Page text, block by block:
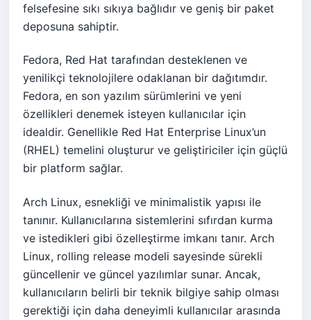
felsefesine sıkı sıkıya bağlıdır ve geniş bir paket
deposuna sahiptir.
Fedora, Red Hat tarafından desteklenen ve
yenilikçi teknolojilere odaklanan bir dağıtımdır.
Fedora, en son yazılım sürümlerini ve yeni
özellikleri denemek isteyen kullanıcılar için
idealdir. Genellikle Red Hat Enterprise Linux’un
(RHEL) temelini oluşturur ve geliştiriciler için güçlü
bir platform sağlar.
Arch Linux, esnekliği ve minimalistik yapısı ile
tanınır. Kullanıcılarına sistemlerini sıfırdan kurma
ve istedikleri gibi özelleştirme imkanı tanır. Arch
Linux, rolling release modeli sayesinde sürekli
güncellenir ve güncel yazılımlar sunar. Ancak,
kullanıcıların belirli bir teknik bilgiye sahip olması
gerektiği için daha deneyimli kullanıcılar arasında